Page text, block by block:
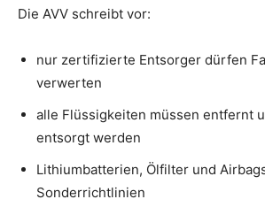
Die AVV schreibt vor:
nur zertifizierte Entsorger dürfen
verwerten
alle Flüssigkeiten müssen entfernt
entsorgt werden
Lithiumbatterien, Ölfilter und
Sonderrichtlinien